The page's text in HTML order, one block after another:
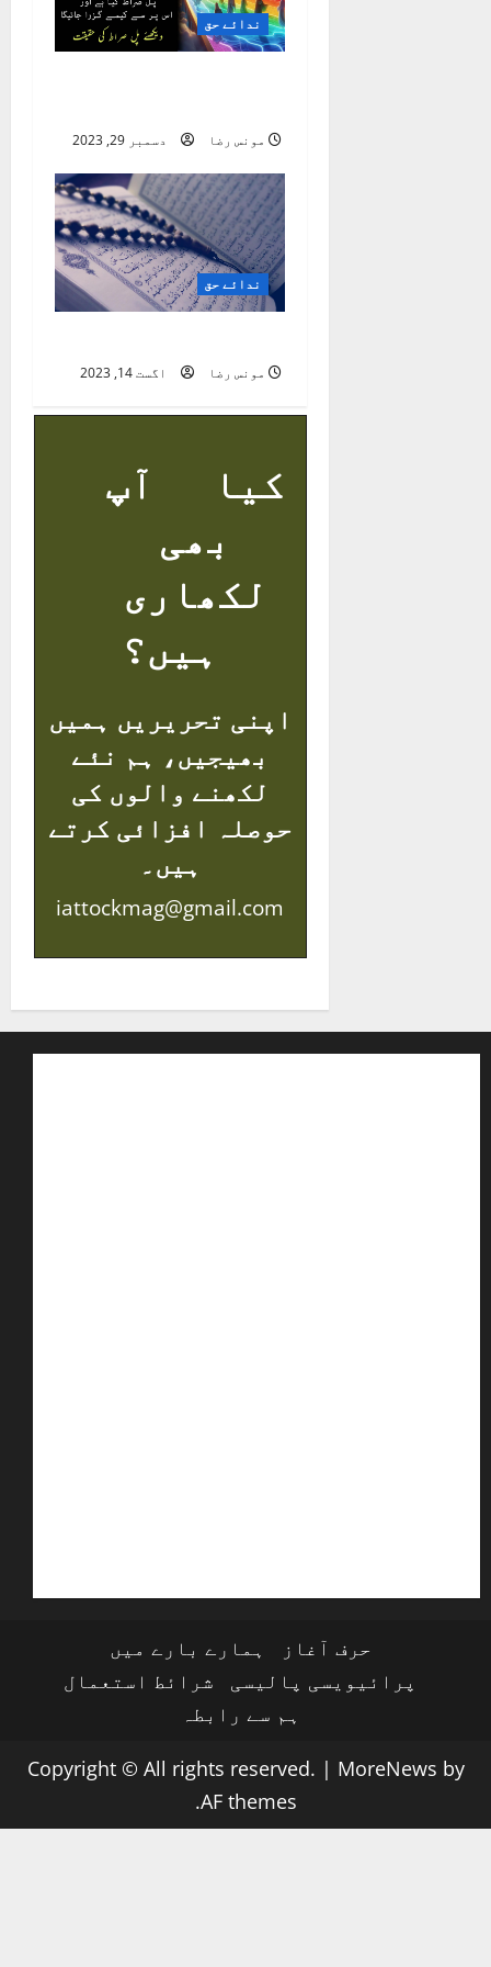
o
ندائے حق
مونس رضا دسمبر 29, 2023
ندائے حق
مونس رضا اگست 14, 2023
کیا آپ
بھی
لکھاری
ہیں؟
اپنی تحریریں ہمیں
بھیجیں، ہم نئے
لکھنے والوں کی
حوصلہ افزائی کرتے
ہیں۔
iattockmag@gmail.com
حرف آغاز
ہمارے بارے میں
پرائیویسی پالیسی
شرائط استعمال
ہم سے رابطہ
Copyright © All rights reserved. | MoreNews by
AF themes.